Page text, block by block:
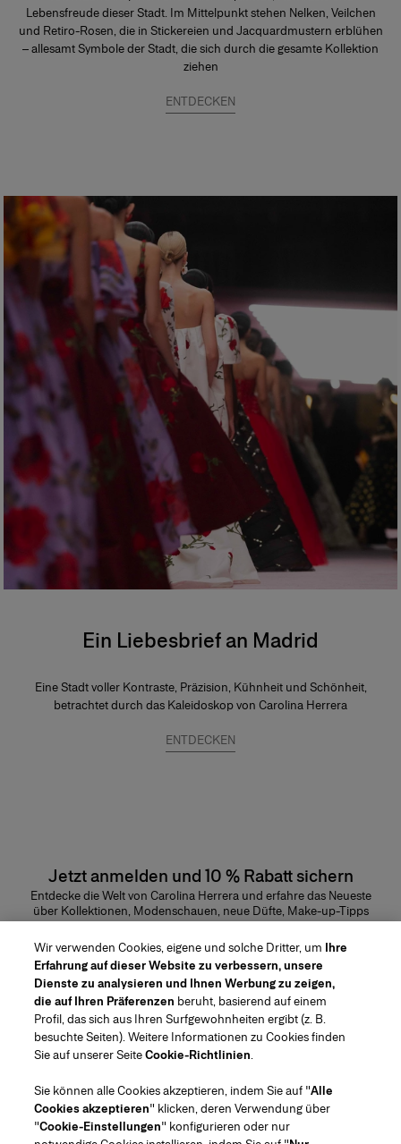
Lebensfreude dieser Stadt. Im Mittelpunkt stehen Nelken, Veilchen
und Retiro-Rosen, die in Stickereien und Jacquardmustern erblühen
– allesamt Symbole der Stadt, die sich durch die gesamte Kollektion
ziehen
ENTDECKEN
Ein Liebesbrief an Madrid
Eine Stadt voller Kontraste, Präzision, Kühnheit und Schönheit,
betrachtet durch das Kaleidoskop von Carolina Herrera
ENTDECKEN
Jetzt anmelden und 10 % Rabatt sichern
Entdecke die Welt von Carolina Herrera und erfahre das Neueste
über Kollektionen, Modenschauen, neue Düfte, Make-up-Tipps
und vieles mehr.
E-Mail-Adresse
ABSENDEN
Kundenservice
Geschäft finden Kontaktiere uns
Wir verwenden Cookies, eigene und solche Dritter, um Ihre
Erfahrung auf dieser Website zu verbessern, unsere
Dienste zu analysieren und Ihnen Werbung zu zeigen,
die auf Ihren Präferenzen beruht, basierend auf einem
Profil, das sich aus Ihren Surfgewohnheiten ergibt (z. B.
besuchte Seiten). Weitere Informationen zu Cookies finden
Sie auf unserer SeiteCookie-Richtlinien.
Sie können alle Cookies akzeptieren, indem Sie auf "Alle
Cookies akzeptieren" klicken, deren Verwendung über
"Cookie-Einstellungen" konfigurieren oder nur